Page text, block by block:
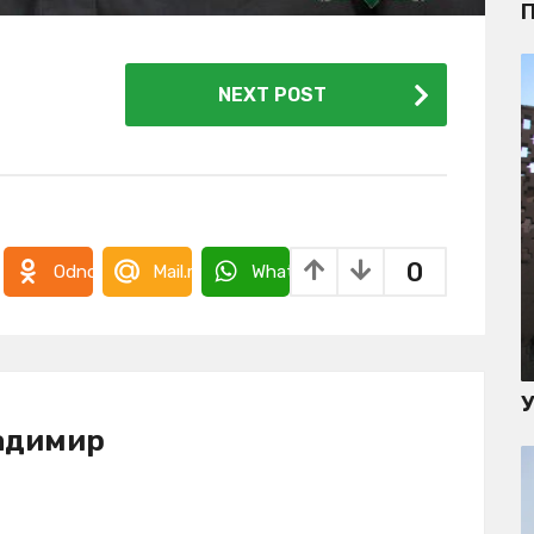
NEXT POST
0
OdnoklassnikiMail.ru WhatsApp